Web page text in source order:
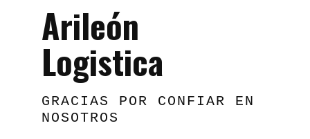
Arileón
Logistica
GRACIAS POR CONFIAR EN
NOSOTROS